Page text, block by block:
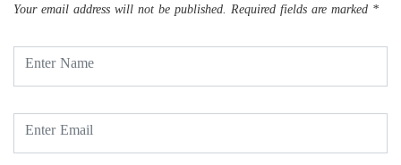
Your email address will not be published. Required fields are marked *